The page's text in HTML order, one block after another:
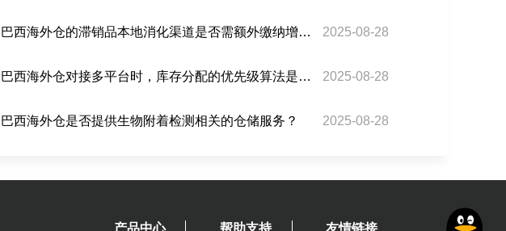
巴西海外仓的滞销品本地消化渠道是否需额外缴纳增值税？ 2025-08-28
巴西海外仓对接多平台时，库存分配的优先级算法是否考虑店铺评分？ 2025-08-28
巴西海外仓是否提供生物附着检测相关的仓储服务？ 2025-08-28